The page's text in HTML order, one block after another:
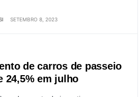
SETEMBRO 8, 2023
de carros de passeio
24,5% em julho